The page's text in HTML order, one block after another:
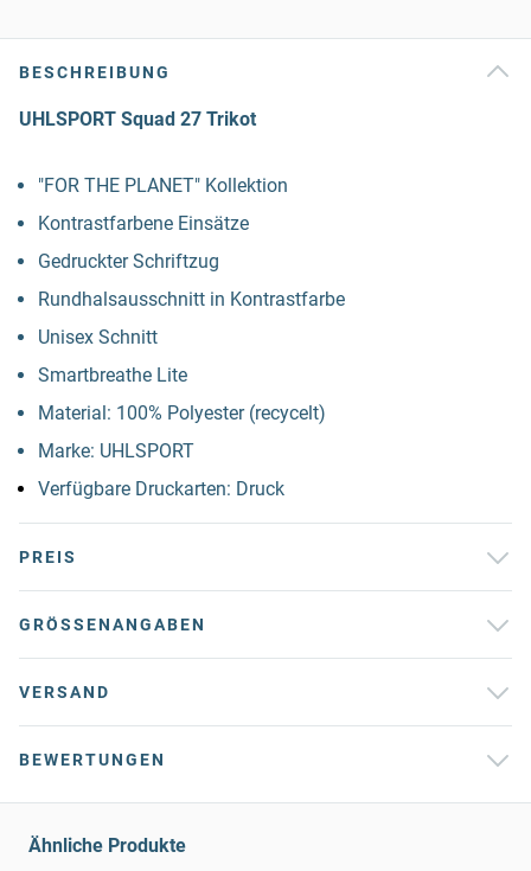
BESCHREIBUNG
UHLSPORT Squad 27 Trikot
"FOR THE PLANET" Kollektion
Kontrastfarbene Einsätze
Gedruckter Schriftzug
Rundhalsausschnitt in Kontrastfarbe
Unisex Schnitt
Smartbreathe Lite
Material: 100% Polyester (recycelt)
Marke: UHLSPORT
Verfügbare Druckarten: Druck
PREIS
GRÖSSENANGABEN
VERSAND
BEWERTUNGEN
Ähnliche Produkte